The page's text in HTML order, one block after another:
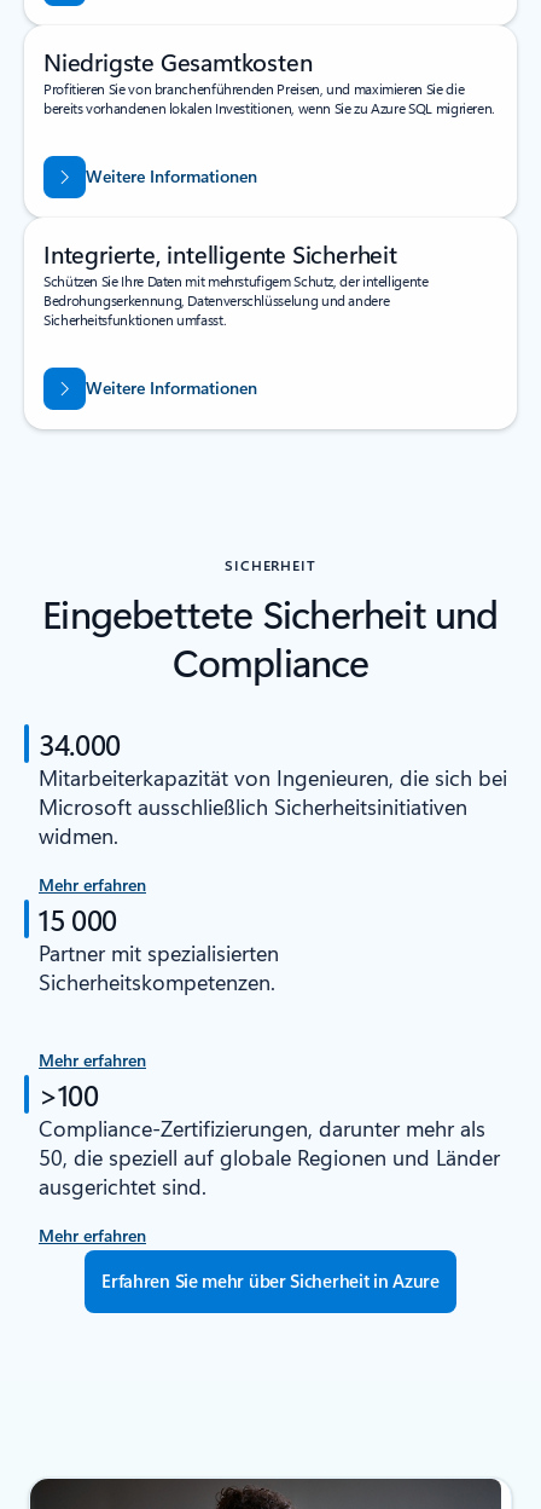
Niedrigste Gesamtkosten
Profitieren Sie von branchenführenden Preisen, und maximieren Sie die
bereits vorhandenen lokalen Investitionen, wenn Sie zu Azure SQL migrieren.
Weitere Informationen
Integrierte, intelligente Sicherheit
Schützen Sie Ihre Daten mit mehrstufigem Schutz, der intelligente
Bedrohungserkennung, Datenverschlüsselung und andere
Sicherheitsfunktionen umfasst.
Weitere Informationen
SICHERHEIT
Eingebettete Sicherheit und
Compliance
34.000
Mitarbeiterkapazität von Ingenieuren, die sich bei
Microsoft ausschließlich Sicherheitsinitiativen
widmen.
Mehr erfahren
15 000
Partner mit spezialisierten
Sicherheitskompetenzen.
Mehr erfahren
>100
Compliance-Zertifizierungen, darunter mehr als
50, die speziell auf globale Regionen und Länder
ausgerichtet sind.
Mehr erfahren
Erfahren Sie mehr über Sicherheit in Azure